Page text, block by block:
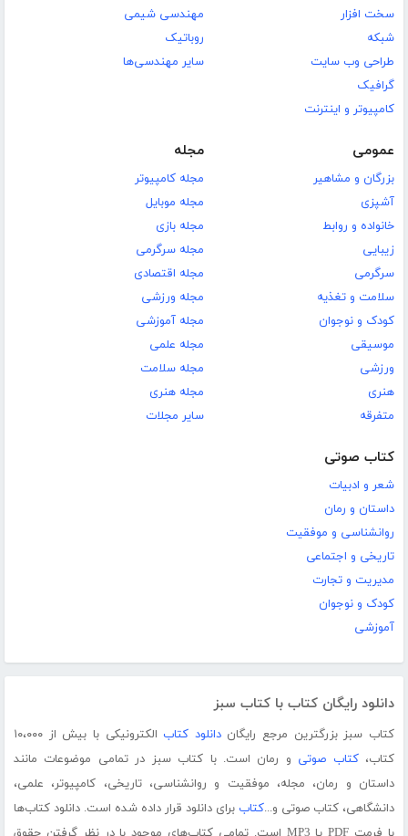
سخت افزار
شبکه
طراحی وب سایت
گرافیک
کامپیوتر و اینترنت
مهندسی شیمی
روباتیک
سایر مهندسی‌ها
عمومی
بزرگان و مشاهیر
آشپزی
خانواده و روابط
زیبایی
سرگرمی
سلامت و تغذیه
کودک و نوجوان
موسیقی
ورزشی
هنری
متفرقه
مجله
مجله کامپیوتر
مجله موبایل
مجله بازی
مجله سرگرمی
مجله اقتصادی
مجله ورزشی
مجله آموزشی
مجله علمی
مجله سلامت
مجله هنری
سایر مجلات
کتاب صوتی
شعر و ادبیات
داستان و رمان
روانشناسی و موفقیت
تاریخی و اجتماعی
مدیریت و تجارت
کودک و نوجوان
آموزشی
دانلود رایگان کتاب با کتاب سبز
کتاب سبز بزرگترین مرجع رایگاندانلود کتاب
الکترونیکی با بیش از ۱۰،۰۰۰
کتاب،کتاب صوتی و رمان است. با کتاب سبز در تمامی موضوعات مانند
داستان و رمان، مجله، موفقیت و روانشناسی، تاریخی، کامپیوتر، علمی،
دانشگاهی، کتاب صوتی و...کتاب برای دانلود قرار داده شده است. دانلود کتاب‌ها